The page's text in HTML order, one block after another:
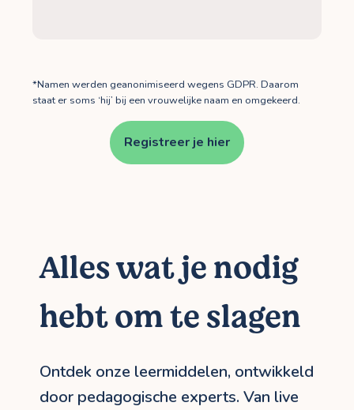
*Namen werden geanonimiseerd wegens GDPR. Daarom
staat er soms ‘hij’ bij een vrouwelijke naam en omgekeerd.
Registreer je hier
Alles wat je nodig
hebt om te slagen
Ontdek onze leermiddelen, ontwikkeld
door pedagogische experts. Van live